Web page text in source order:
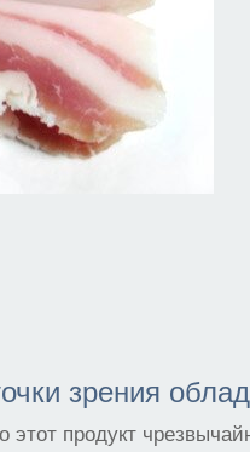
зрения
этот продукт